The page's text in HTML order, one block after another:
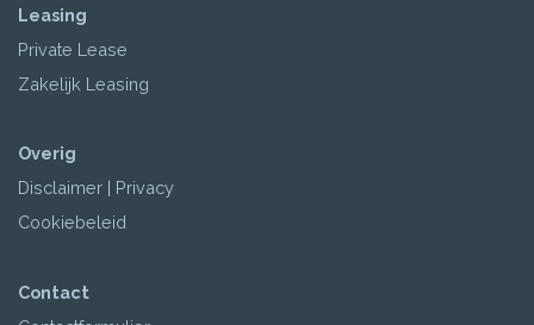
Leasing
Private Lease
Zakelijk Leasing
Overig
Disclaimer | Privacy
Cookiebeleid
Contact